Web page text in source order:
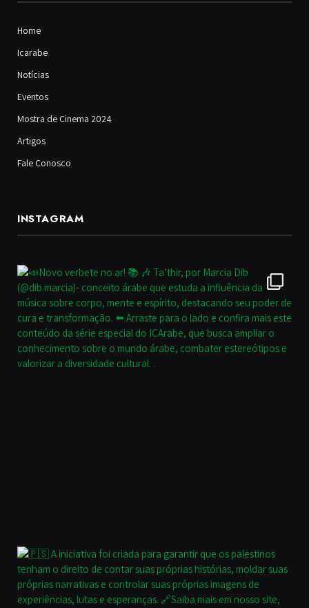
Home
Icarabe
Notícias
Eventos
Mostra de Cinema 2024
Artigos
Fale Conosco
INSTAGRAM